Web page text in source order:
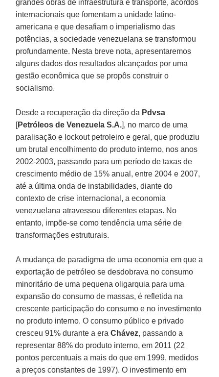
grandes obras de infraestrutura e transporte, acordos
internacionais que fomentam a unidade latino-
americana e que desafiam o imperialismo das
potências, a sociedade venezuelana se transformou
profundamente. Nesta breve nota, apresentaremos
alguns dados dos resultados alcançados por uma
gestão econômica que se propôs construir o
socialismo.
Desde a recuperação da direção da Pdvsa
[Petróleos de Venezuela S.A.], no marco de uma
paralisação e lockout petroleiro e geral, que produziu
um brutal encolhimento do produto interno, nos anos
2002-2003, passando para um período de taxas de
crescimento médio de 15% anual, entre 2004 e 2007,
até a última onda de instabilidades, diante do
contexto de crise internacional, a economia
venezuelana atravessou diferentes etapas. No
entanto, impõe-se como tendência uma série de
transformações estruturais.
A mudança de paradigma de uma economia em que a
exportação de petróleo se desdobrava no consumo
minoritário de uma pequena oligarquia para uma
expansão do consumo de massas, é refletida na
crescente participação do consumo e no investimento
no produto interno. O consumo público e privado
cresceu 91% durante a eraChávez, passando a
representar 88% do produto interno, em 2011 (22
pontos percentuais a mais do que em 1999, medidos
a preços constantes de 1997). O investimento em